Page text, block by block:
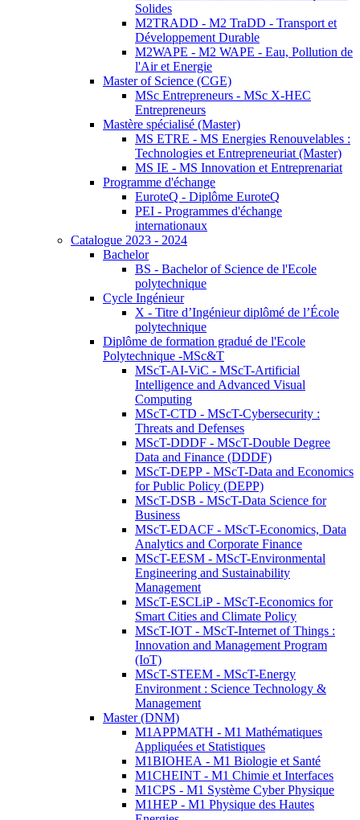
Solides
M2TRADD - M2 TraDD - Transport et
Développement Durable
M2WAPE - M2 WAPE - Eau, Pollution de
l'Air et Energie
Master of Science (CGE)
MSc Entrepreneurs - MSc X-HEC
Entrepreneurs
Mastère spécialisé (Master)
MS ETRE - MS Energies Renouvelables :
Technologies et Entrepreneuriat (Master)
MS IE - MS Innovation et Entreprenariat
Programme d'échange
EuroteQ - Diplôme EuroteQ
PEI - Programmes d'échange
internationaux
Catalogue 2023 - 2024
Bachelor
BS - Bachelor of Science de l'Ecole
polytechnique
Cycle Ingénieur
X - Titre d’Ingénieur diplômé de l’École
polytechnique
Diplôme de formation gradué de l'Ecole
Polytechnique -MSc&T
MScT-AI-ViC - MScT-Artificial
Intelligence and Advanced Visual
Computing
MScT-CTD - MScT-Cybersecurity :
Threats and Defenses
MScT-DDDF - MScT-Double Degree
Data and Finance (DDDF)
MScT-DEPP - MScT-Data and Economics
for Public Policy (DEPP)
MScT-DSB - MScT-Data Science for
Business
MScT-EDACF - MScT-Economics, Data
Analytics and Corporate Finance
MScT-EESM - MScT-Environmental
Engineering and Sustainability
Management
MScT-ESCLiP - MScT-Economics for
Smart Cities and Climate Policy
MScT-IOT - MScT-Internet of Things :
Innovation and Management Program
(IoT)
MScT-STEEM - MScT-Energy
Environment : Science Technology &
Management
Master (DNM)
M1APPMATH - M1 Mathématiques
Appliquées et Statistiques
M1BIOHEA - M1 Biologie et Santé
M1CHEINT - M1 Chimie et Interfaces
M1CPS - M1 Système Cyber Physique
M1HEP - M1 Physique des Hautes